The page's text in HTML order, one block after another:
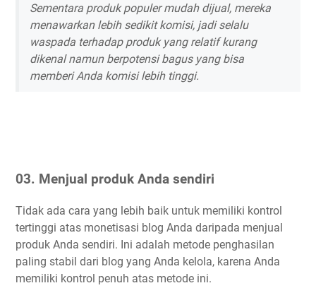
Sementara produk populer mudah dijual, mereka
menawarkan lebih sedikit komisi, jadi selalu
waspada terhadap produk yang relatif kurang
dikenal namun berpotensi bagus yang bisa
memberi Anda komisi lebih tinggi.
03. Menjual produk Anda sendiri
Tidak ada cara yang lebih baik untuk memiliki kontrol
tertinggi atas monetisasi blog Anda daripada menjual
produk Anda sendiri. Ini adalah metode penghasilan
paling stabil dari blog yang Anda kelola, karena Anda
memiliki kontrol penuh atas metode ini.